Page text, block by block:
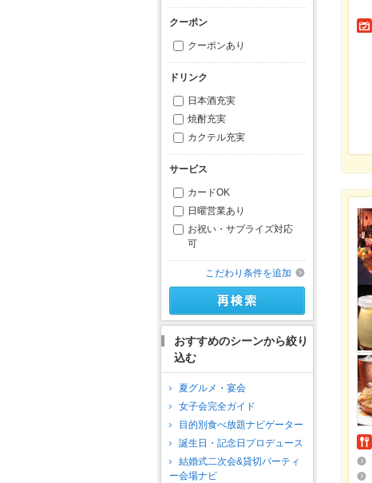
クーポン
クーポンあり
ドリンク
日本酒充実
焼酎充実
カクテル充実
サービス
カードOK
日曜営業あり
お祝い・サプライズ対応
可
こだわり条件を追加
おすすめのシーンから絞り
込む
夏グルメ・宴会
女子会完全ガイド
目的別食べ放題ナビゲーター
誕生日・記念日プロデュース
結婚式二次会&貸切パーティ
ー会場ナビ